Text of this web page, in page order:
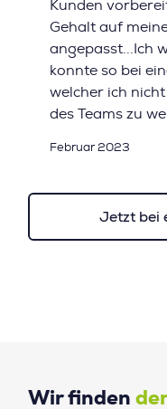
Kunden
Gehalt auf
angepasst...Ich
konnte so bei
welcher ich nicht
des Teams zu
Februar 2023
Jetzt bei
Wir finden